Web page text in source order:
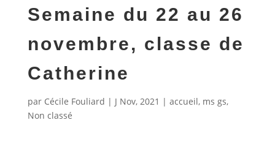
Semaine du 22 au 26
novembre, classe de
Catherine
par Cécile Fouliard | J Nov, 2021 | accueil, ms gs,
Non classé